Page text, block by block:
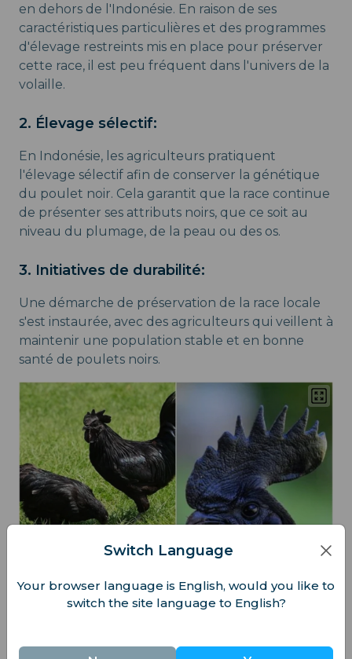
en dehors de l'Indonésie. En raison de ses
caractéristiques particulières et des programmes
d'élevage restreints mis en place pour préserver
cette race, il est peu fréquent dans l'univers de la
volaille.
2. Élevage sélectif:
En Indonésie, les agriculteurs pratiquent
l'élevage sélectif afin de conserver la génétique
du poulet noir. Cela garantit que la race continue
de présenter ses attributs noirs, que ce soit au
niveau du plumage, de la peau ou des os.
3. Initiatives de durabilité:
Une démarche de préservation de la race locale
s'est instaurée, avec des agriculteurs qui veillent à
maintenir une population stable et en bonne
santé de poulets noirs.
Switch Language
Your browser language is English, would you like to
switch the site language to English?